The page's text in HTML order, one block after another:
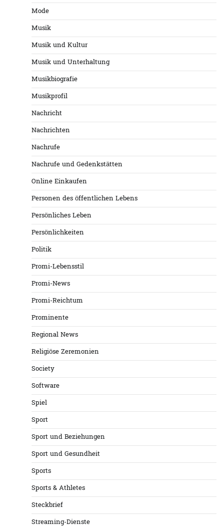
Mode
Musik
Musik und Kultur
Musik und Unterhaltung
Musikbiografie
Musikprofil
Nachricht
Nachrichten
Nachrufe
Nachrufe und Gedenkstätten
Online Einkaufen
Personen des öffentlichen Lebens
Persönliches Leben
Persönlichkeiten
Politik
Promi-Lebensstil
Promi-News
Promi-Reichtum
Prominente
Regional News
Religiöse Zeremonien
Society
Software
Spiel
Sport
Sport und Beziehungen
Sport und Gesundheit
Sports
Sports & Athletes
Steckbrief
Streaming-Dienste